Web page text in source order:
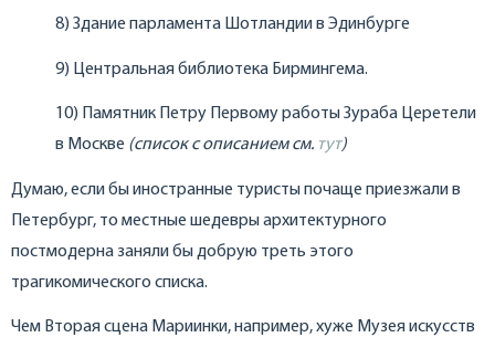
8) Здание парламента Шотландии в Эдинбурге
9) Центральная библиотека Бирмингема.
10) Памятник Петру Первому работы Зураба Церетели
в Москве (список с описанием см. тут)
Думаю, если бы иностранные туристы почаще приезжали в
Петербург, то местные шедевры архитектурного
постмодерна заняли бы добрую треть этого
трагикомического списка.
Чем Вторая сцена Мариинки, например, хуже Музея искусств